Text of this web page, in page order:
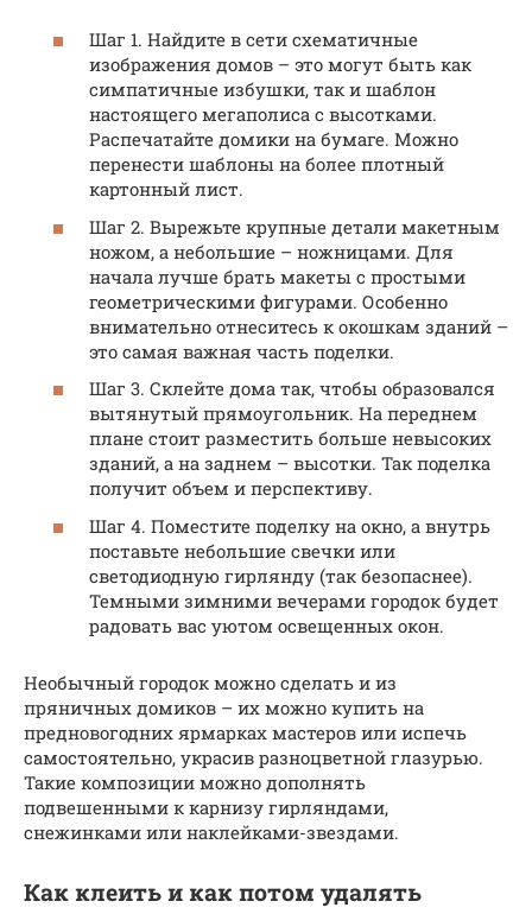
Шаг 1. Найдите в сети схематичные
изображения домов – это могут быть как
симпатичные избушки, так и шаблон
настоящего мегаполиса с высотками.
Распечатайте домики на бумаге. Можно
перенести шаблоны на более плотный
картонный лист.
Шаг 2. Вырежьте крупные детали макетным
ножом, а небольшие – ножницами. Для
начала лучше брать макеты с простыми
геометрическими фигурами. Особенно
внимательно отнеситесь к окошкам зданий –
это самая важная часть поделки.
Шаг 3. Склейте дома так, чтобы образовался
вытянутый прямоугольник. На переднем
плане стоит разместить больше невысоких
зданий, а на заднем – высотки. Так поделка
получит объем и перспективу.
Шаг 4. Поместите поделку на окно, а внутрь
поставьте небольшие свечки или
светодиодную гирлянду (так безопаснее).
Темными зимними вечерами городок будет
радовать вас уютом освещенных окон.
Необычный городок можно сделать и из
пряничных домиков – их можно купить на
предновогодних ярмарках мастеров или испечь
самостоятельно, украсив разноцветной глазурью.
Такие композиции можно дополнять
подвешенными к карнизу гирляндами,
снежинками или наклейками-звездами.
Как клеить и как потом удалять